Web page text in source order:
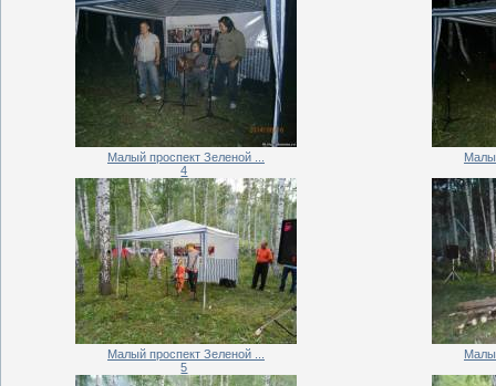
Малый проспект Зеленой ...
4
Малый проспект Зеленой ...
5